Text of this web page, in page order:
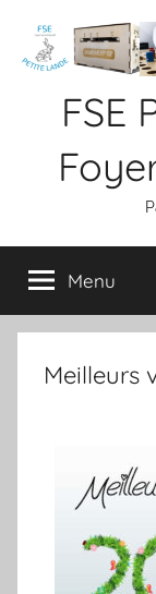
FSE
Menu
Meilleurs